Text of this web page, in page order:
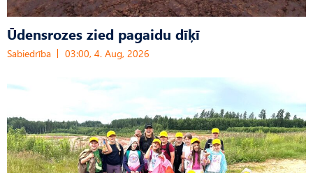
Ūdensrozes zied pagaidu dīķī
Sabiedrība 03:00, 4. Aug, 2026